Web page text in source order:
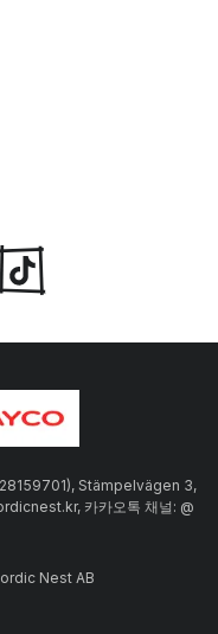
Stämpelvägen 3,
카카오톡 채널: @
Nest AB